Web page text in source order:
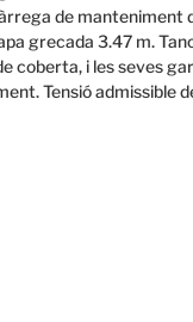
de manteniment
grecada 3.47 m.
coberta, i les seves
Tensió